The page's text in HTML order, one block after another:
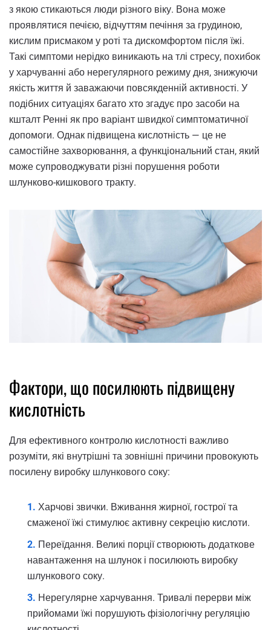
з якою стикаються люди різного віку. Вона може
проявлятися печією, відчуттям печіння за грудиною,
кислим присмаком у роті та дискомфортом після їжі.
Такі симптоми нерідко виникають на тлі стресу, похибок
у харчуванні або нерегулярного режиму дня, знижуючи
якість життя й заважаючи повсякденній активності. У
подібних ситуаціях багато хто згадує про засоби на
кшталт Ренні як про варіант швидкої симптоматичної
допомоги. Однак підвищена кислотність — це не
самостійне захворювання, а функціональний стан, який
може супроводжувати різні порушення роботи
шлунково-кишкового тракту.
Фактори, що посилюють підвищену
кислотність
Для ефективного контролю кислотності важливо
розуміти, які внутрішні та зовнішні причини провокують
посилену виробку шлункового соку:
Харчові звички. Вживання жирної, гострої та
смаженої їжі стимулює активну секрецію кислоти.
Переїдання. Великі порції створюють додаткове
навантаження на шлунок і посилюють виробку
шлункового соку.
Нерегулярне харчування. Тривалі перерви між
прийомами їжі порушують фізіологічну регуляцію